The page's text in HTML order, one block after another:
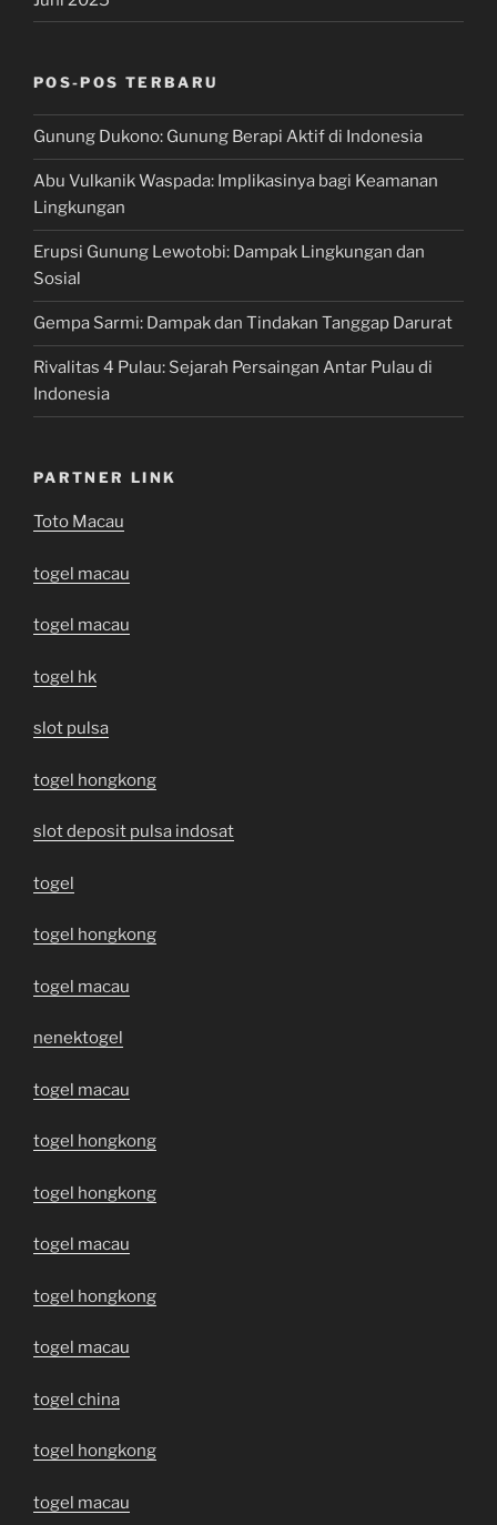
POS-POS TERBARU
Gunung Dukono: Gunung Berapi Aktif di Indonesia
Abu Vulkanik Waspada: Implikasinya bagi Keamanan
Lingkungan
Erupsi Gunung Lewotobi: Dampak Lingkungan dan
Sosial
Gempa Sarmi: Dampak dan Tindakan Tanggap Darurat
Rivalitas 4 Pulau: Sejarah Persaingan Antar Pulau di
Indonesia
PARTNER LINK
Toto Macau
togel macau
togel macau
togel hk
slot pulsa
togel hongkong
slot deposit pulsa indosat
togel
togel hongkong
togel macau
nenektogel
togel macau
togel hongkong
togel hongkong
togel macau
togel hongkong
togel macau
togel china
togel hongkong
togel macau